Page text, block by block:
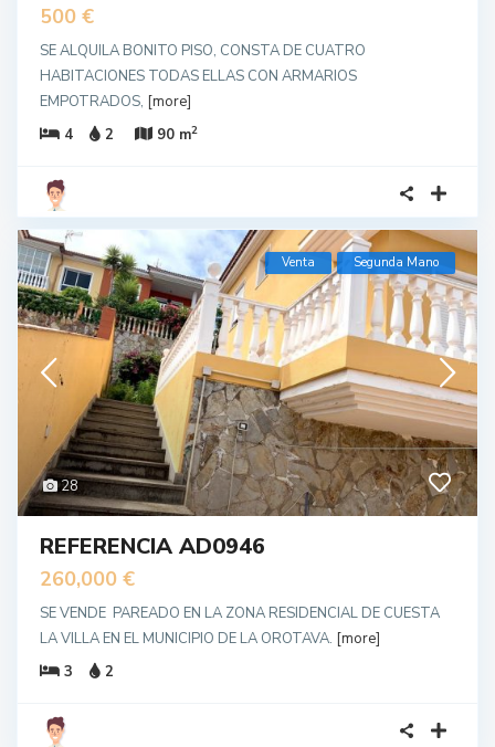
500 €
SE ALQUILA BONITO PISO, CONSTA DE CUATRO
HABITACIONES TODAS ELLAS CON ARMARIOS
EMPOTRADOS, [more]
4
2 90 m2
28
Venta Segunda Mano
REFERENCIA AD0946
260,000 €
SE VENDE PAREADO EN LA ZONA RESIDENCIAL DE CUESTA
LA VILLA EN EL MUNICIPIO DE LA OROTAVA. [more]
3
2